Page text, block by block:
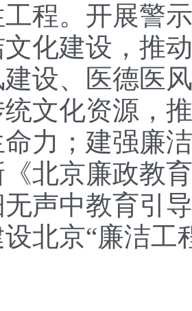
程。开展警
化建设，推
设、医德医
文化资源，
力；建强廉
北京廉政教
声中教育引
北京“廉洁工